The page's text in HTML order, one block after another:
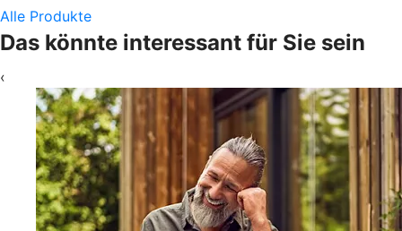
Alle Produkte
Das könnte interessant für Sie sein
‹